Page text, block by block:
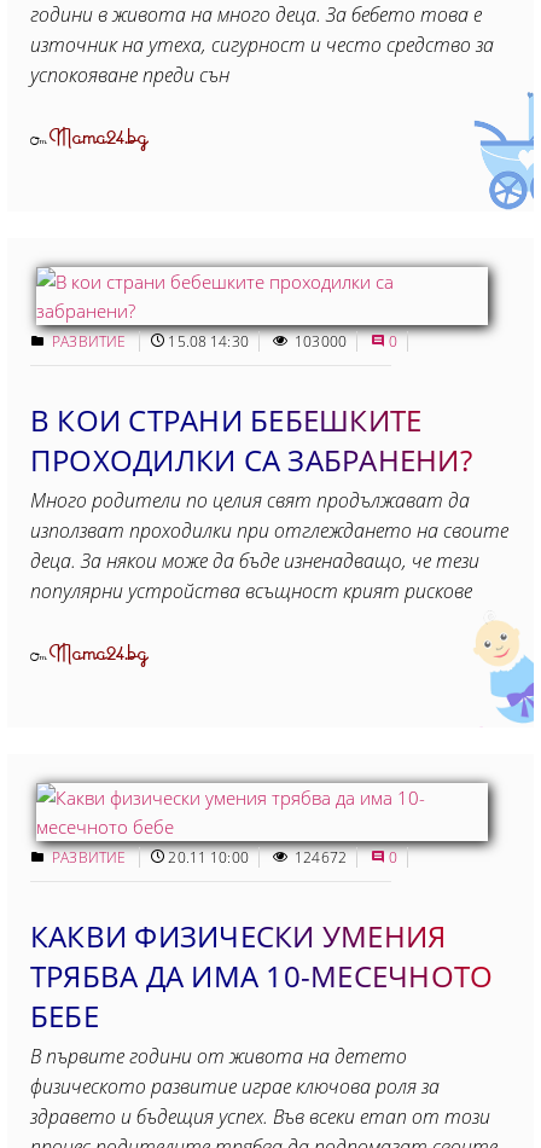
години в живота на много деца. За бебето това е
източник на утеха, сигурност и често средство за
успокояване преди сън
ОтMama24.bg
РАЗВИТИЕ 15.08 14:30 103000 0
В КОИ СТРАНИ БЕБЕШКИТЕ
ПРОХОДИЛКИ СА ЗАБРАНЕНИ?
Много родители по целия свят продължават да
използват проходилки при отглеждането на своите
деца. За някои може да бъде изненадващо, че тези
популярни устройства всъщност крият рискове
ОтMama24.bg
РАЗВИТИЕ 20.11 10:00 124672 0
КАКВИ ФИЗИЧЕСКИ УМЕНИЯ
ТРЯБВА ДА ИМА 10-МЕСЕЧНОТО
БЕБЕ
В първите години от живота на детето
физическото развитие играе ключова роля за
здравето и бъдещия успех. Във всеки етап от този